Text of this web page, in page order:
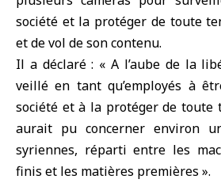
société et la protéger de toute
et de vol de son contenu.
Il a déclaré : « A l’aube de la
veillé en tant qu’employés à
société et à la protéger de toute
aurait pu concerner environ
syriennes, réparti entre les
finis et les matières premières ».